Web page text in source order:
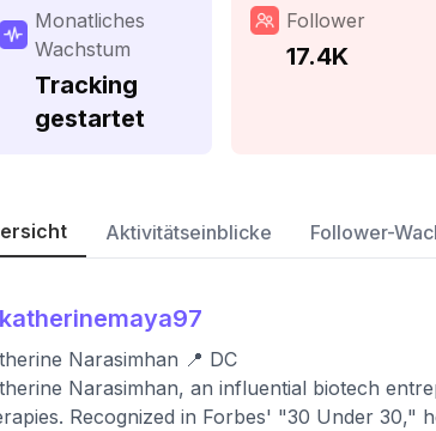
Monatliches
Wachstum
Tracking
gestartet
Follower
17.4K
Aktivitätseinblicke Follower-
katherinemaya97
Narasimhan 📍 DC
Narasimhan, an influential biotech
Recognized in Forbes' "30 Under 30,"